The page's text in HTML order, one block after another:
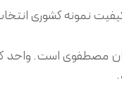
مصطفوی است. واحد